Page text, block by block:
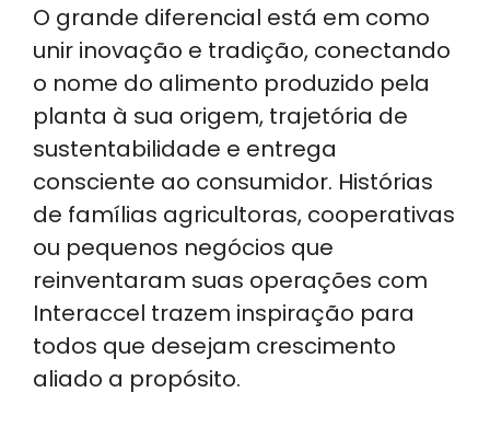
O grande diferencial está em como
unir inovação e tradição, conectando
o nome do alimento produzido pela
planta à sua origem, trajetória de
sustentabilidade e entrega
consciente ao consumidor. Histórias
de famílias agricultoras, cooperativas
ou pequenos negócios que
reinventaram suas operações com
Interaccel trazem inspiração para
todos que desejam crescimento
aliado a propósito.